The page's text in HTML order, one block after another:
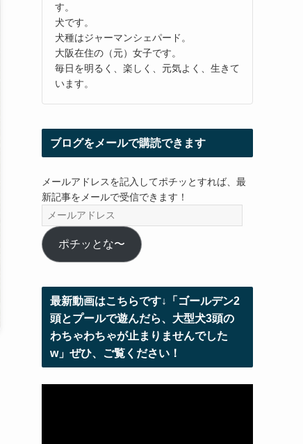
す。
犬です。
犬種はジャーマンシェパード。
大阪在住の（元）女子です。
毎日を明るく、楽しく、元気よく、生きて
います。
ブログをメールで購読できます
メールアドレスを記入してポチッとすれば、最
新記事をメールで受信できます！
ー
ル
ア
レ
ス
ポチッとな〜
最新動画はこちらです↓「ゴールデン2
頭とプールで遊んだら、大型犬3頭の
わちゃわちゃが止まりませんでした
w」ぜひ、ご覧ください！